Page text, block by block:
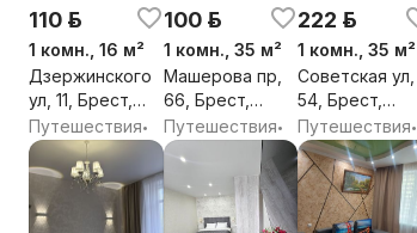
110 р.
1 комн., 16 м²
Дзержинского
ул, 11, Брест,
Брестская обл.
Путешествия•
100 р.
1 комн., 35 м²
Машерова пр,
66, Брест,
Брестская обл.
Путешествия•
222 р.
1 комн., 35 м²
Советская ул,
54, Брест,
Брестская обл.
Путешествия•